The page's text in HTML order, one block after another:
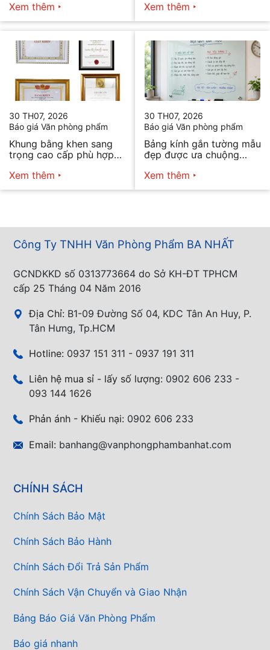
Xem thêm
Xem thêm
30 TH07, 2026
Báo giá Văn phòng phẩm
Khung bằng khen sang
trọng cao cấp phù hợp
Xem thêm
30 TH07, 2026
Báo giá Văn phòng phẩm
Bảng kính gắn tường mẫu
đẹp được ưa chuộng
Xem thêm
Công Ty TNHH Văn Phòng Phẩm BA NHẤT
GCNDKKD số 0313773664 do Sở KH-ĐT TPHCM
cấp 25 Tháng 04 Năm 2016
Địa Chỉ: B1-09 Đường Số 04, KDC Tân An Huy, P.
Tân Hưng, Tp.HCM
Hotline: 0937 151 311 - 0937 191 311
Liên hệ mua sỉ - lấy số lượng: 0902 606 233 -
093 144 1626
Phản ánh - Khiếu nại: 0902 606 233
Email: banhang@vanphongphambanhat.com
CHÍNH SÁCH
Chính Sách Bảo Mật
Chính Sách Bảo Hành
Chính Sách Đổi Trả Sản Phẩm
Chính Sách Vận Chuyển và Giao Nhận
Bảng Báo Giá Văn Phòng Phẩm
Báo giá nhanh